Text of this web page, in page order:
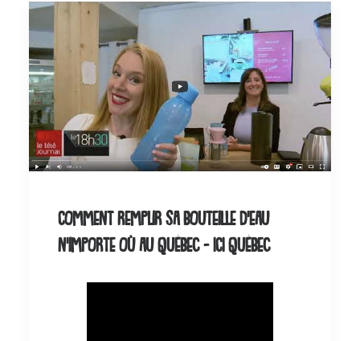
Comment remplir sa bouteille d'eau
n'importe où au Québec - ICI Québec